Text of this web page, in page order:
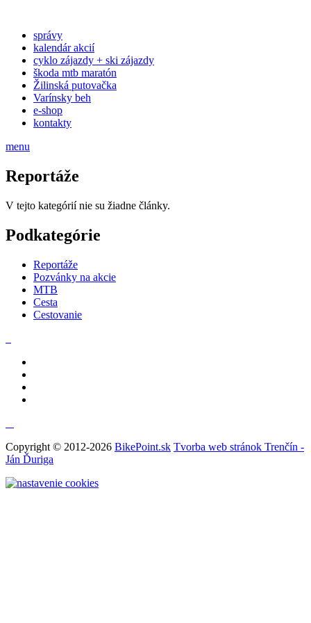
správy
kalendár akcií
cyklo zájazdy + ski zájazdy
škoda mtb maratón
Žilinská putovačka
Varínsky beh
e-shop
kontakty
menu
Reportáže
V tejto kategórií nie su žiadne články.
Podkategórie
Reportáže
Pozvánky na akcie
MTB
Cesta
Cestovanie
Copyright © 2012-2026 BikePoint.sk Tvorba web stránok Trenčín -
Ján Ďuriga